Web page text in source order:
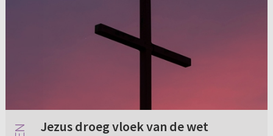
Jezus droeg vloek van de wet